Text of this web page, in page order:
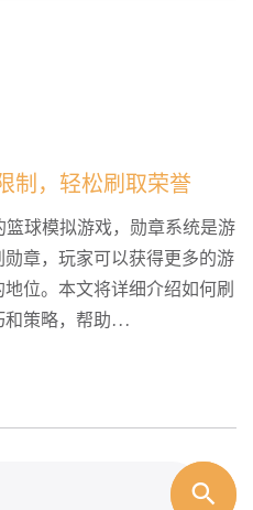
，轻松刷取荣誉
球模拟游戏，勋章系统是游
章，玩家可以获得更多的游
位。本文将详细介绍如何刷
策略，帮助...